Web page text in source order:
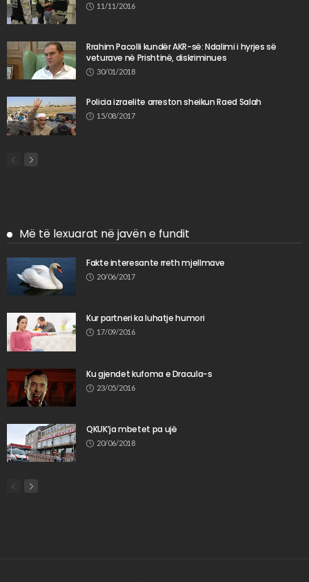
11/11/2016
Rrahim Pacolli kundër AKR-së: Ndalimi i hyrjes së
veturave në Prishtinë, diskriminues
30/01/2018
Policia izraelite arreston sheikun Raed Salah
15/08/2017
Më të lexuarat në javën e fundit
Fakte interesante rreth mjellmave
20/06/2017
Kur partneri ka luhatje humori
17/09/2016
Ku gjendet kufoma e Dracula-s
23/05/2016
QKUK’ja mbetet pa ujë
20/06/2018